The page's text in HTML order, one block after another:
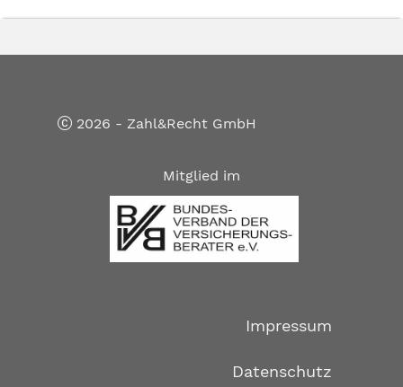
2026 - Zahl&Recht GmbH
Mitglied im
Impressum
Datenschutz